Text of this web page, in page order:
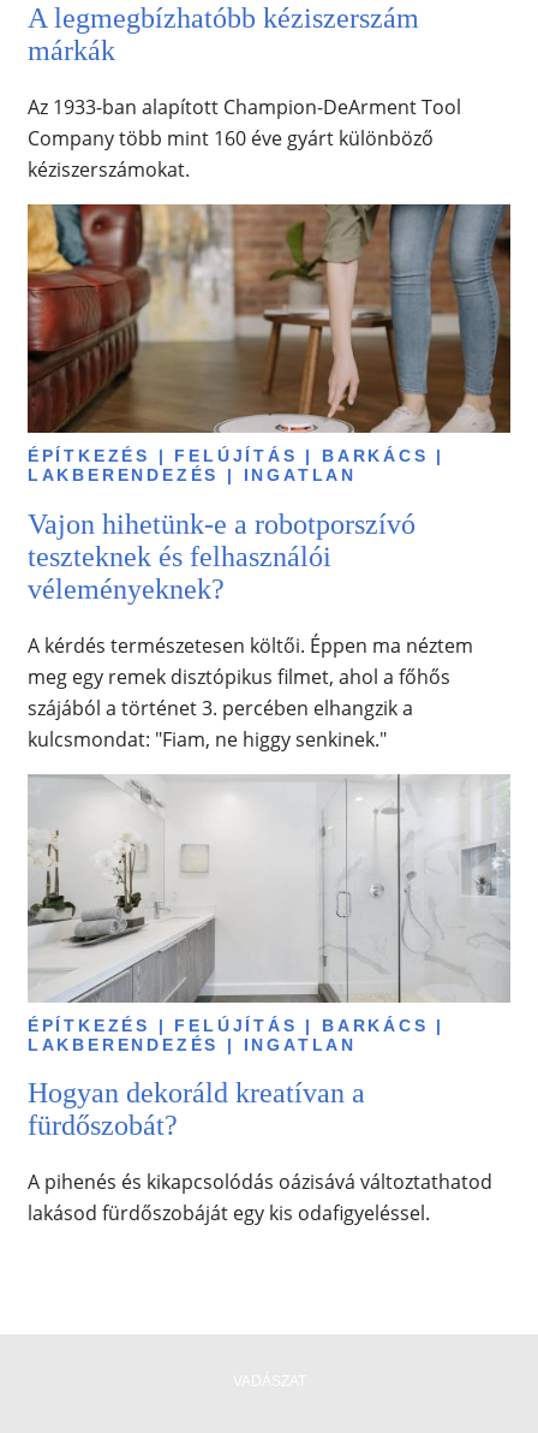
A legmegbízhatóbb kéziszerszám
márkák
Az 1933-ban alapított Champion-DeArment Tool
Company több mint 160 éve gyárt különböző
kéziszerszámokat.
ÉPÍTKEZÉS | FELÚJÍTÁS | BARKÁCS |
LAKBERENDEZÉS | INGATLAN
Vajon hihetünk-e a robotporszívó
teszteknek és felhasználói
véleményeknek?
A kérdés természetesen költői. Éppen ma néztem
meg egy remek disztópikus filmet, ahol a főhős
szájából a történet 3. percében elhangzik a
kulcsmondat: "Fiam, ne higgy senkinek."
ÉPÍTKEZÉS | FELÚJÍTÁS | BARKÁCS |
LAKBERENDEZÉS | INGATLAN
Hogyan dekoráld kreatívan a
fürdőszobát?
A pihenés és kikapcsolódás oázisává változtathatod
lakásod fürdőszobáját egy kis odafigyeléssel.